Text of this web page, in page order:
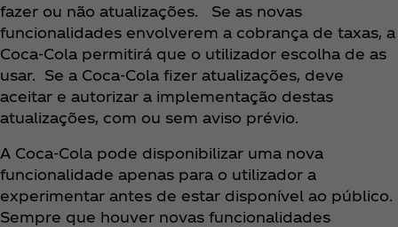
fazer ou não atualizações. Se as novas
funcionalidades envolverem a cobrança de taxas, a
Coca‑Cola permitirá que o utilizador escolha de as
usar. Se a Coca‑Cola fizer atualizações, deve
aceitar e autorizar a implementação destas
atualizações, com ou sem aviso prévio.
A Coca‑Cola pode disponibilizar uma nova
funcionalidade apenas para o utilizador a
experimentar antes de estar disponível ao público.
Sempre que houver novas funcionalidades